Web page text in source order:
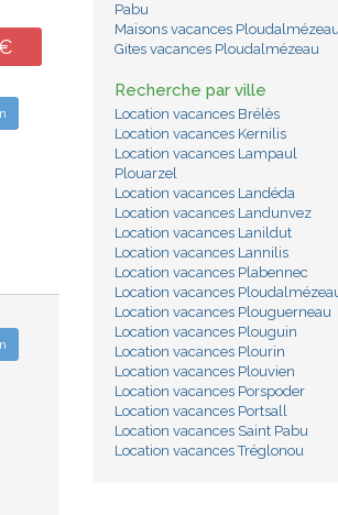
Pabu
Maisons vacances
Gites vacances Ploudalmézeau
Recherche par ville
Location vacances Brélès
Location vacances Kernilis
Location vacances Lampaul
Plouarzel
Location vacances Landéda
Location vacances Landunvez
Location vacances Lanildut
Location vacances Lannilis
Location vacances Plabennec
Location vacances
Location vacances Plouguerneau
Location vacances Plouguin
Location vacances Plourin
Location vacances Plouvien
Location vacances Porspoder
Location vacances Portsall
Location vacances Saint Pabu
Location vacances Tréglonou